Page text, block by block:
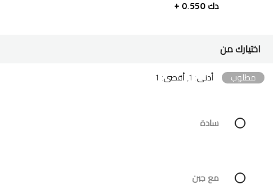
دك 0.550 +
اختيارك من
مطلوب أدنى: 1, أقصى: 1
سادة
مع جبن